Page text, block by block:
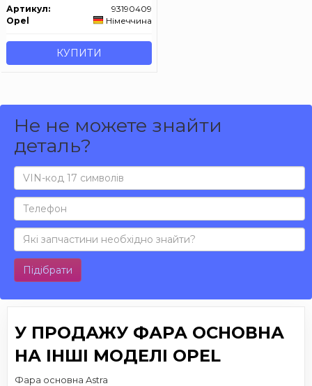
Артикул:
93190409
Opel
Німеччина
КУПИТИ
Не не можете знайти
деталь?
Підібрати
У ПРОДАЖУ ФАРА ОСНОВНА
НА ІНШІ МОДЕЛІ OPEL
Фара основна Astra